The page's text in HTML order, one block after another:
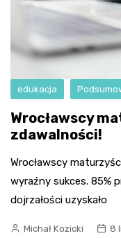
edukacja
Wrocławscy
zdawalności!
Wrocławscy
wyraźny sukces. 85%
dojrzałości uzyskało
Michał Kozicki 8